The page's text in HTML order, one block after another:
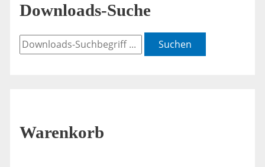
Downloads-Suche
Suchen
Warenkorb